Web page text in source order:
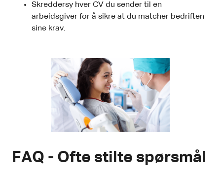
Skreddersy hver CV du sender til en
arbeidsgiver for å sikre at du matcher bedriften
sine krav.
FAQ - Ofte stilte spørsmål